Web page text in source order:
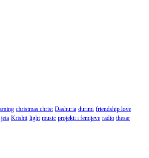
christmas christ Dashuria durimi friendship love
jeta Krishti light music projekti i femijeve radio thesar